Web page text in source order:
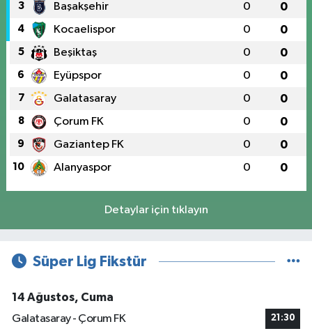
3 Başakşehir 0 0
4 Kocaelispor 0 0
5 Beşiktaş 0 0
6 Eyüpspor 0 0
7 Galatasaray 0 0
8 Çorum FK 0 0
9 Gaziantep FK 0 0
10 Alanyaspor 0 0
Detaylar için tıklayın
Süper Lig Fikstür
14 Ağustos, Cuma
Galatasaray - Çorum FK
21:30